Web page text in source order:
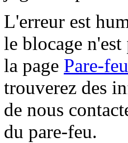
L'erreur est
le blocage
la page Pare-
trouverez des
de nous
du pare-feu.